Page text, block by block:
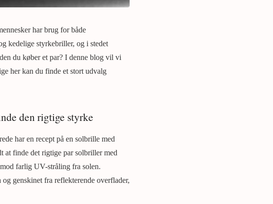
har brug for både
kedelige styrkebriller, og i stedet
du køber et par? I denne blog vil vi
her kan du finde et stort udvalg
den rigtige styrke
har en recept på en solbrille med
at finde det rigtige par solbriller med
farlig UV-stråling fra solen.
genskinet fra reflekterende overflader,